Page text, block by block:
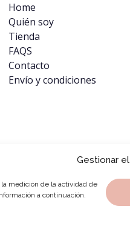
Gestionar
medición de la actividad de
a continuación.
Home
Quién soy
Tienda
FAQS
Contacto
Envío y condiciones